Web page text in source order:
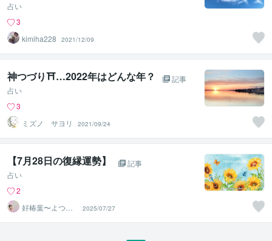
占い
3
kimiha228
2021/12/09
神つづり⛩…2022年はどんな年？
記事
占い
3
ミズノ サヨリ
2021/09/24
【7月28日の復縁運勢】
記事
占い
2
好椿葉〜よつ
ば〜
2025/07/27